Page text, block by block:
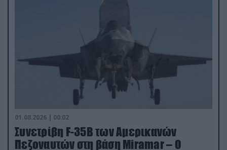
01.08.2026 | 00:02
Συνετρίβη F-35B των Αμερικανών
Πεζοναυτών στη βάση Miramar – Ο